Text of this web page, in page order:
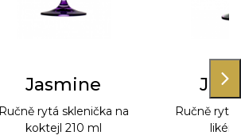
Jasmine
Ručně rytá sklenička na
koktejl 210 ml
Ručně rytá
likér